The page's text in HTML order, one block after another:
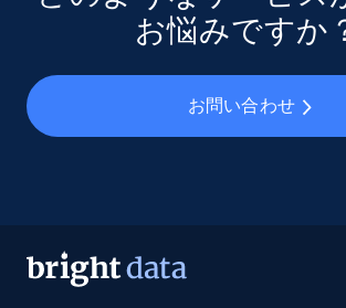
お悩みですか
お問い合わせ